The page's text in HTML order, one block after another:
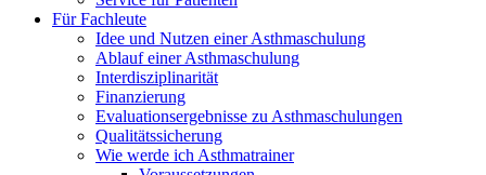
Für Fachleute
Idee und Nutzen einer Asthmaschulung
Ablauf einer Asthmaschulung
Interdisziplinarität
Finanzierung
Evaluationsergebnisse zu Asthmaschulungen
Qualitätssicherung
Wie werde ich Asthmatrainer